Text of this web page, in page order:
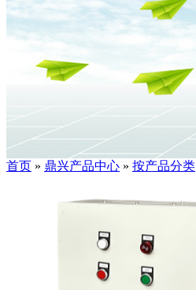
首页 » 鼎兴产品中心 » 按产品分类